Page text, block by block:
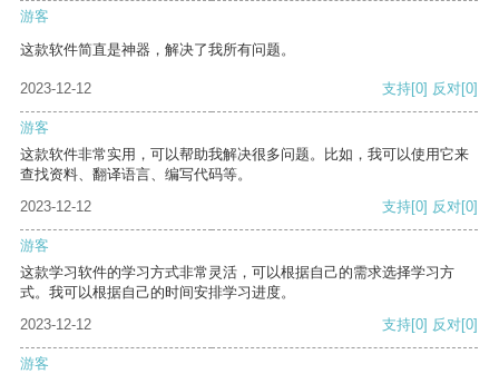
游客
这款软件简直是神器，解决了我所有问题。
2023-12-12 支持[0] 反对[0]
游客
这款软件非常实用，可以帮助我解决很多问题。比如，我可以使用它来
查找资料、翻译语言、编写代码等。
2023-12-12
支持[0] 反对[0]
游客
这款学习软件的学习方式非常灵活，可以根据自己的需求选择学习方
式。我可以根据自己的时间安排学习进度。
2023-12-12
支持[0] 反对[0]
游客